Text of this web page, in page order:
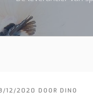
12/2020 DOOR DINO